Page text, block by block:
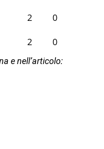
2 0
2 0
e nell’articolo: